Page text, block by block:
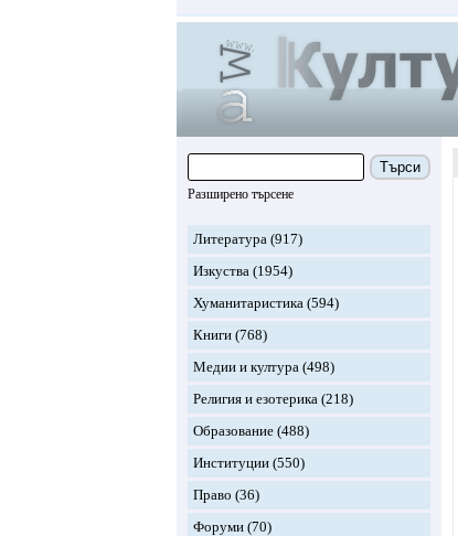
Търси
Разширено търсене
Литература (917)
Изкуства (1954)
Хуманитаристика (594)
Книги (768)
Медии и култура (498)
Религия и езотерика (218)
Образование (488)
Институции (550)
Право (36)
Форуми (70)